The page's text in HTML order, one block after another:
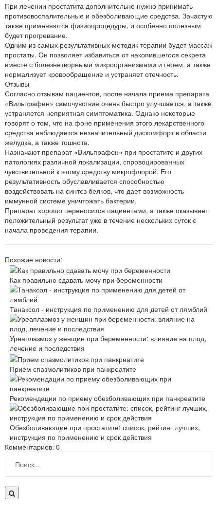
При лечении простатита дополнительно нужно принимать
противовоспалительные и обезболивающие средства. Зачастую
также применяются физиопроцедуры, и особенно полезным
будет прогревание.
Одним из самых результативных методик терапии будет массаж
простаты. Он позволяет избавиться от накопившегося секрета
вместе с болезнетворными микроорганизмами и гноем, а также
нормализует кровообращение и устраняет отечность.
Отзывы
Согласно отзывам пациентов, после начала приема препарата
«Вильпрафен» самочувствие очень быстро улучшается, а также
устраняется неприятная симптоматика. Однако некоторые
говорят о том, что на фоне применения этого лекарственного
средства наблюдается незначительный дискомфорт в области
желудка, а также тошнота.
Назначают препарат «Вильпрафен» при простатите и других
патологиях различной локализации, спровоцированных
чувствительной к этому средству микрофлорой. Его
результативность обуславливается способностью
воздействовать на синтез белков, что дает возможность
иммунной системе уничтожать бактерии.
Препарат хорошо переносится пациентами, а также оказывает
положительный результат уже в течение нескольких суток с
начала проведения терапии.
Похожие новости:
Как правильно сдавать мочу при беременности
Танаксол - инструкция по применению для детей от лямблий
Уреаплазмоз у женщин при беременности: влияние на плод,
лечение и последствия
Прием спазмолитиков при панкреатите
Рекомендации по приему обезболивающих при панкреатите
Обезболивающие при простатите: список, рейтинг лучших,
инструкция по применению и срок действия
Комментариев: 0